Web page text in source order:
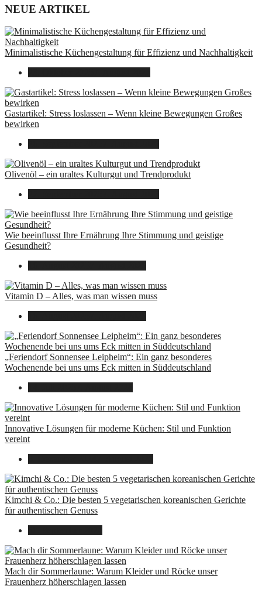
NEUE ARTIKEL
Minimalistische Küchengestaltung für Effizienz und Nachhaltigkeit
Gastartikel: Stress loslassen – Wenn kleine Bewegungen Großes
bewirken
Olivenöl – ein uraltes Kulturgut und Trendprodukt
Wie beeinflusst Ihre Ernährung Ihre Stimmung und geistige
Gesundheit?
Vitamin D – Alles, was man wissen muss
„Feriendorf Sonnensee Leipheim“: Ein ganz besonderes
Wochenende bei uns ums Eck mitten in Süddeutschland
Innovative Lösungen für moderne Küchen: Stil und Funktion
vereint
Kimchi & Co.: Die besten 5 vegetarischen koreanischen Gerichte
für authentischen Genuss
Mach dir Sommerlaune: Warum Kleider und Röcke unser
Frauenherz höherschlagen lassen